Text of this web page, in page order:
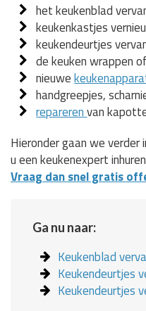
het keukenblad
keukenkastjes
keukendeurtjes
de keuken wrappen
nieuwe
handgreepjes,
reparerenvan
Hieronder gaan we verder
u een keukenexpert
Vraag dan snel gratis
Ga nu naar:
Keukenblad
Keukendeurtjes
Keukendeurtjes